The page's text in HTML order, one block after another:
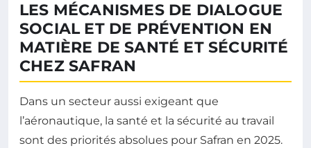
LES MÉCANISMES DE DIALOGUE
SOCIAL ET DE PRÉVENTION EN
MATIÈRE DE SANTÉ ET SÉCURITÉ
CHEZ SAFRAN
Dans un secteur aussi exigeant que
l’aéronautique, la santé et la sécurité au travail
sont des priorités absolues pour Safran en 2025.